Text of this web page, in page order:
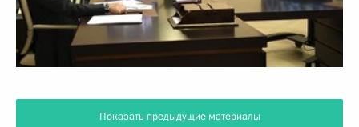
Показать предыдущие материалы